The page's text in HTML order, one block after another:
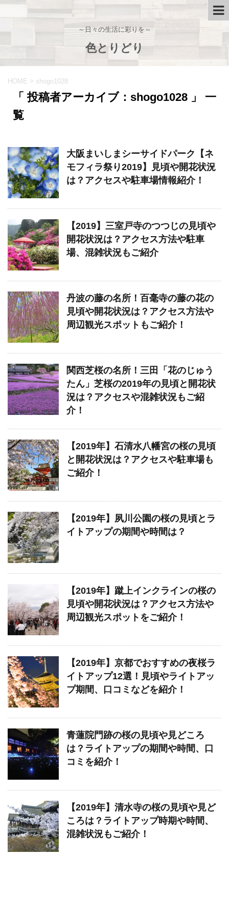
～日々の生活に彩りを～
色とりどり
HOME > shogo1028
「 投稿者アーカイブ：shogo1028 」 一
覧
大阪まいしまシーサイドパーク【ネ
モフィラ祭り2019】見頃や開花状況
は？アクセスや駐車場情報紹介！
【2019】三室戸寺のつつじの見頃や
開花状況は？アクセス方法や駐車
場、混雑状況もご紹介
丹波の藤の名所！百毫寺の藤の花の
見頃や開花状況は？アクセス方法や
周辺観光スポットもご紹介！
関西芝桜の名所！三田「花のじゅう
たん」芝桜の2019年の見頃と開花状
況は？アクセスや混雑状況もご紹
介！
【2019年】石清水八幡宮の桜の見頃
と開花状況は？アクセスや駐車場も
ご紹介！
【2019年】夙川公園の桜の見頃とラ
イトアップの期間や時間は？
【2019年】蹴上インクラインの桜の
見頃や開花状況は？アクセス方法や
周辺観光スポットをご紹介！
【2019年】京都でおすすめの夜桜ラ
イトアップ12選！見頃やライトアッ
プ期間、口コミなどを紹介！
青蓮院門跡の桜の見頃や見どころ
は？ライトアップの期間や時間、口
コミを紹介！
【2019年】清水寺の桜の見頃や見ど
ころは？ライトアップ時期や時間、
混雑状況もご紹介！